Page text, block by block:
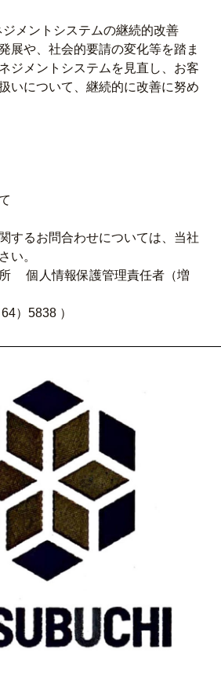
メントシステムの継続的改善
展や、社会的要請の変化等を踏ま
ジメントシステムを見直し、お客
いについて、継続的に改善に努め
するお問合わせについては、当社
い。
個人情報保護管理責任者（増
）5838 ）